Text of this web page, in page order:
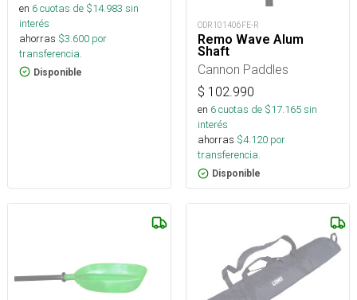
en 6cuotas de $14.983 sin
interés
ahorras $3.600 por
transferencia.
Disponible
ODR101406FE-R
Remo Wave Alum
Shaft
Cannon Paddles
$ 102.990
en 6cuotas de $17.165sin
interés
ahorras $4.120 por
transferencia.
Disponible